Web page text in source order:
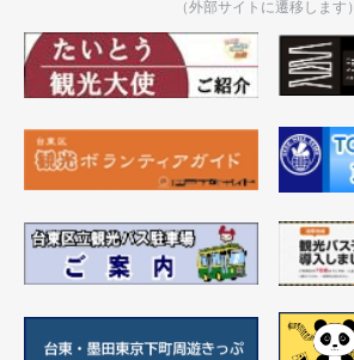
（外部サイトに遷移します）